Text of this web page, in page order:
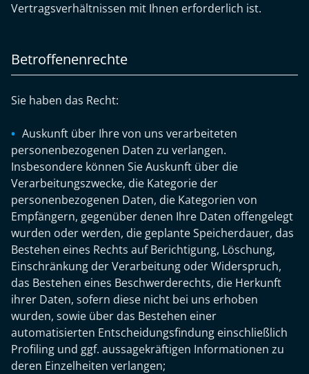
Vertragsverhältnissen mit Ihnen erforderlich ist.
Betroffenenrechte
Sie haben das Recht:
Auskunft über Ihre von uns verarbeiteten
personenbezogenen Daten zu verlangen.
Insbesondere können Sie Auskunft über die
Verarbeitungszwecke, die Kategorie der
personenbezogenen Daten, die Kategorien von
Empfängern, gegenüber denen Ihre Daten offengelegt
wurden oder werden, die geplante Speicherdauer, das
Bestehen eines Rechts auf Berichtigung, Löschung,
Einschränkung der Verarbeitung oder Widerspruch,
das Bestehen eines Beschwerderechts, die Herkunft
ihrer Daten, sofern diese nicht bei uns erhoben
wurden, sowie über das Bestehen einer
automatisierten Entscheidungsfindung einschließlich
Profiling und ggf. aussagekräftigen Informationen zu
deren Einzelheiten verlangen;